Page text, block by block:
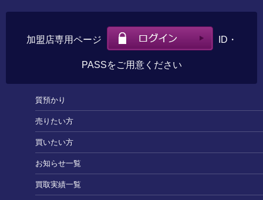
加盟店専用ページ ID・
PASSをご用意ください
質預かり
売りたい方
買いたい方
お知らせ一覧
買取実績一覧